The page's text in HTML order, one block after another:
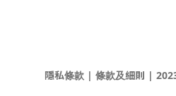
隱私條款 | 條款及細則 |